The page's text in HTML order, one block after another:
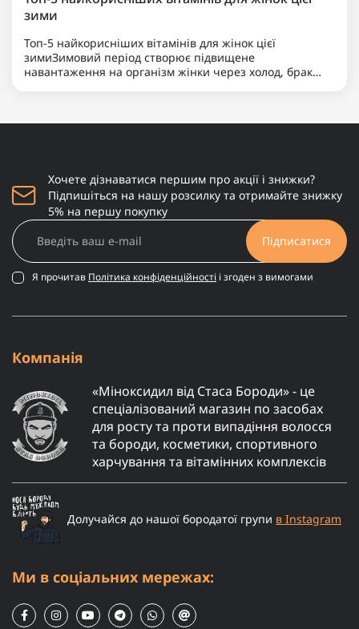
зими
Топ-5 найкорисніших вітамінів для жінок цієї
зимиЗимовий період створює підвищене
навантаження на організм жінки через холод, брак
Хочете дізнаватися першим про акції і знижки?
Підпишіться на нашу розсилку та отримайте знижку
5% на першу покупку
Підписатися
Я прочитав Політика конфіденційності і згоден з вимогами
Компанія
«Міноксидил від Стаса Бороди» - це
спеціалізований магазин по засобах
для росту та проти випадіння волосся
та бороди, косметики, спортивного
харчування та вітамінних комплексів
Долучайся до нашої бородатої групи в Instagram
Ми в соціальних мережах: